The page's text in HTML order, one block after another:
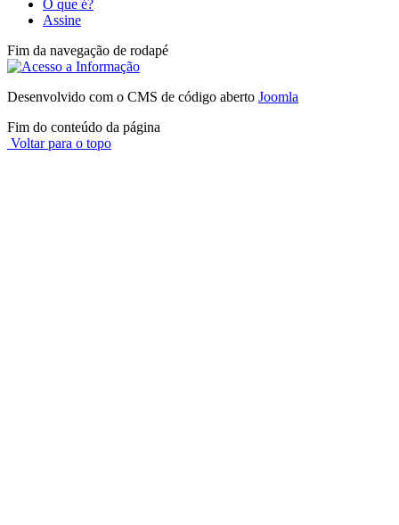
O que é?
Assine
Fim da navegação de rodapé
Desenvolvido com o CMS de código aberto Joomla
Fim do conteúdo da página
Voltar para o topo